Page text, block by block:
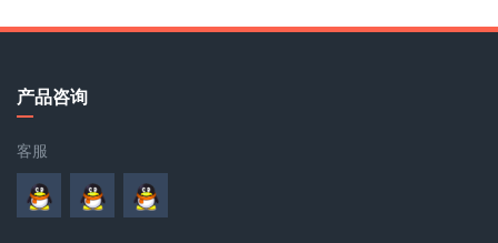
产品咨询
客服